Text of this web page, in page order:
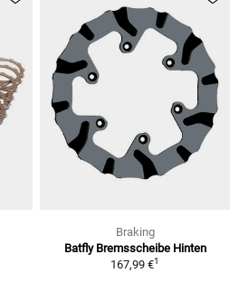
Braking
Batfly Bremsscheibe Hinten
167,99 €1